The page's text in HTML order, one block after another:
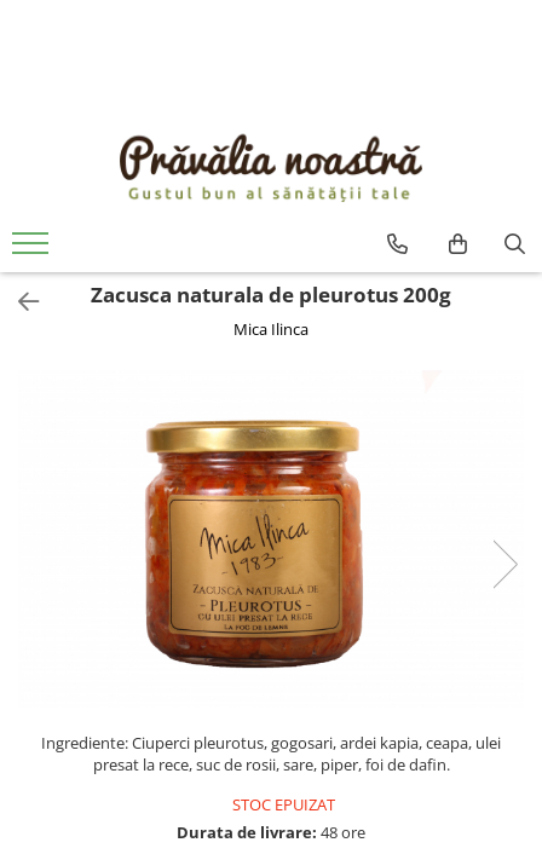
ULEIURI ȘI UNTURI
MĂSLINE
NUCI ȘI SEMINȚE
FRUCTE DESHIDRATATE
ÎNDULCITORI NATURALI / MIERE
FĂINĂ FĂRĂ GLUTEN
BĂUTURI / LAPTE VEGETAL
OREZ ȘI CEREALE
CREME ȘI PASTE TARTINABILE
CEAIURI GRECEȘTI
SUPERALIMENTE
PRODUSE ECO / ORGANICE
Zacusca naturala de pleurotus 200g
Mica Ilinca
Ingrediente: Ciuperci pleurotus, gogosari, ardei kapia, ceapa, ulei
presat la rece, suc de rosii, sare, piper, foi de dafin.
STOC EPUIZAT
Durata de livrare: 48 ore